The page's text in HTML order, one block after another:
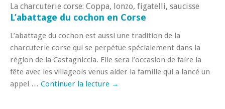
La charcuterie corse: Coppa, lonzo, figatelli, saucisse
L’abattage du cochon en Corse
L’abattage du cochon est aussi une tradition de la
charcuterie corse qui se perpétue spécialement dans la
région de la Castagniccia. Elle sera l’occasion de faire la
fête avec les villageois venus aider la famille qui a lancé un
appel … Continuer la lecture →